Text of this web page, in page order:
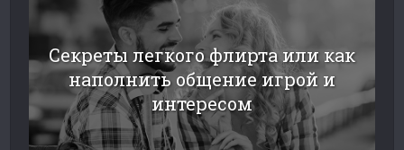
Секреты легкого флирта или как
наполнить общение игрой и
интересом